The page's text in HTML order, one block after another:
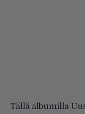
Tällä albumilla